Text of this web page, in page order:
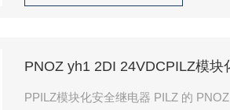
PNOZ yh1 2DI 24VDCPILZ模块
PPILZ模块化安全继电器 PILZ 的